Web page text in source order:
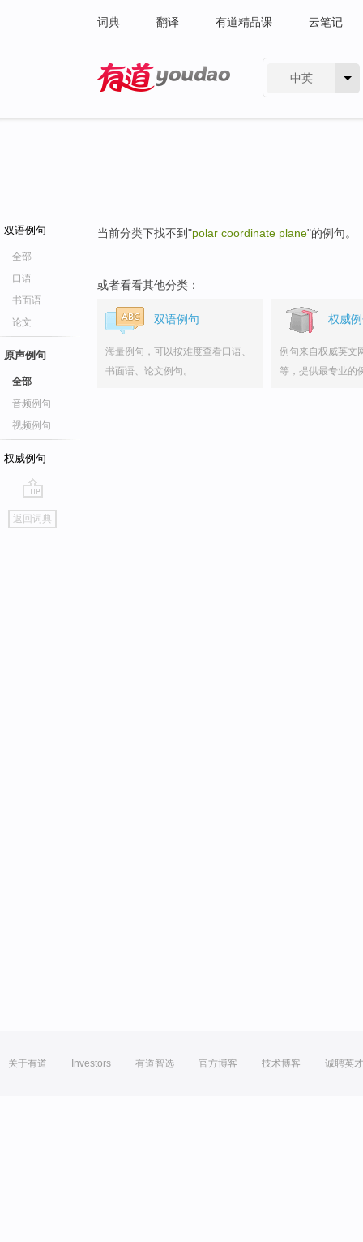
词典 翻译 有道精品课 云笔记
中英
双语例句
全部
口语
书面语
论文
原声例句
全部
音频例句
视频例句
权威例句
go
top
返回词典
当前分类下找不到"polar coordinate plane"的例句。
或者看看其他分类：
双语例句
海量例句，可以按难度查看口语、
书面语、论文例句。
权威
例句来自权威英文
等，提供最专业的
关于有道 Investors 有道智选 官方博客 技术博客 诚聘英才